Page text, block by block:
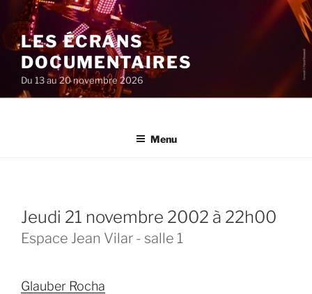
au
contenu
principal
LES ÉCRANS
DOCUMENTAIRES
Du 13 au 20 novembre 2026
Menu
jeudi 21 novembre 2002 à 22h00
Espace Jean Vilar - salle 1
Glauber Rocha